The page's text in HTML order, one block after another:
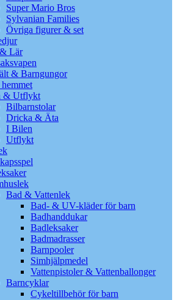
Super Mario Bros
Sylvanian Families
Övriga figurer & set
Lär
& Barngungor
& Utflykt
Bilbarnstolar
Dricka & Äta
I Bilen
Utflykt
Bad & Vattenlek
Bad- & UV-kläder för barn
Badhanddukar
Badleksaker
Badmadrasser
Barnpooler
Simhjälpmedel
Vattenpistoler & Vattenballonger
Barncyklar
Cykeltillbehör för barn